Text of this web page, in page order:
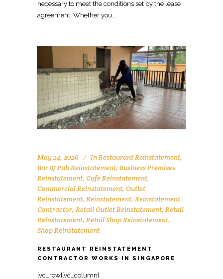
May 24, 2026 InRestaurant Reinstatement,
Bar & Pub Reinstatement, Business Premises
Reinstatement, Cafe Reinstatement,
Commercial Reinstatement, Outlet
Reinstatement, Reinstatement, Reinstatement
Contractor, Retail Outlet Reinstatement, Retail
Reinstatement, Retail Shop Reinstatement,
Shop Reinstatement
RESTAURANT REINSTATEMENT
CONTRACTOR WORKS IN SINGAPORE
[vc_row][vc_column][vc_raw_html]JTNDc2NyaXB0JTIwdHlwZSUzRCUyMmFwcGxpY2F0aW9uJTJGbGQlMkJqc29uJTIyJTNFJTBBJTdCJTBBJTIwJTIwJTIyJTQwY29udGV4dCUyMiUzQSUyMCUyMmh0dHBzJTNBJTJGJTJGc2NoZW1hLm9yZyUyMiUyQyUwQSUyMCUyMCUyMiU0MGdyYXBoJTIyJTNBJTIwJTVCJTBBJTIwJTIwJTIwJTIwJTdCJTBBJTIwJTIwJTIwJTIwJTIwJTIwJTIyJTQwdHlwZSUyMiUzQSUyMCUyMk9yZ2FuaXphdGlvbiUyMiUyQyUwQSUyMCUyMCUyMCUyMCUyMCUyMCUyMm5hbWUlMjIlM0ElMjAlMjJPZmZpY2UlMjBSZWluc3RhdGVtZW50JTIwU2luZ2Fwb3JlJTIyJTJDJTBBJTIwJTIwJTIwJTIwJTIwJTIwJTIydXJsJTIyJTNBJTIwJTIyaHR0cHMlM0ElMkYlMkZ3d3cub2ZmaWNlcmVpbnN0YXRlbWVudHNpbmdhcG9yZS5jb20lMkYlMjIlMkMlMEElMjAlMjAlMjAlMjAlMjAlMjAlMjJsb2dvJTIyJTNBJTIwJTIyaHR0cHMlM0ElMkYlMkZ3d3cub2ZmaWNlcmVpbnN0YXRlbWVudHNpbmdhcG9yZS5jb20lMkZsb2dvLnBuZyUyMiUyQyUwQSUyMCUyMCUyMCUyMCUyMCUyMCUyMnNhbWVBcyUyMiUzQSUyMCU1QiUwQSUyMCUyMCUyMCUyMCUyMCUyMCUyMCUyMCUyMmh0dHBzJTNBJTJGJTJGd3d3LmZhY2Vib29rLmNvbSUyRk9mZmljZVJlaW5zdGF0ZW1lbnRTaW5nYXBvcmUlMjIlMkMlMEElMjAlMjAlMjAlMjAlMjAlMjAlMjAlMjAlMjJodHRwcyUzQSUyRiUyRnd3dy5saW5rZWRpbi5jb20lMkZjb21wYW55JTJGb2ZmaWNlLXJlaW5zdGF0ZW1lbnQtc2luZ2Fwb3JlJTIyJTBBJTIwJTIwJTIwJTIwJTIwJTIwJTVEJTJDJTBBJTIwJTIwJTIwJTIwJTIwJTIwJTIyY29udGFjdFBvaW50JTIyJTNBJTIwJTVCJTBBJTIwJTIwJTIwJTIwJTIwJTIwJTIwJTIwJTdCJTBBJTIwJTIwJTIwJTIwJTIwJTIwJTIwJTIwJTIwJTIwJTIyJTQwdHlwZSUyMiUzQSUyMCUyMkNvbnRhY3RQb2ludCUyMiUyQyUwQSUyMCUyMCUyMCUyMCUyMCUyMCUyMCUyMCUyMCUyMCUyMnRlbGVwaG9uZSUyMiUzQSUyMCUyMiUyQjY1JTIwNjM2OSUyMDgxMjMlMjIlMkMlMEElMjAlMjAlMjAlMjAlMjAlMjAlMjAlMjAlMjAlMjAlMjJjb250YWN0VHlwZSUyMiUzQSUyMCUyMmN1c3RvbWVyJTIwc3VwcG9ydCUyMiUyQyUwQSUyMCUyMCUyMCUyMCUyMCUyMCUyMCUyMCUyMCUyMCUyMmFyZWFTZXJ2ZWQlMjIlM0ElMjAlMjJTRyUyMiUyQyUwQSUyMCUyMCUyMCUyMCUyMCUyMCUyMCUyMCUyMCUyMCUyMmF2YWlsYWJsZUxhbmd1YWdlJTIyJTNBJTIwJTIyZW4lMjIlMEElMjAlMjAlMjAlMjAlMjAlMjAlMjAlMjAlN0QlMEElMjAlMjAlMjAlMjAlMjAlMjAlNUQlMEElMjAlMjAlMjAlMjAlN0QlMkMlMEElMjAlMjAlMjAlMjAlN0IlMEElMjAlMjAlMjAlMjAlMjAlMjAlMjIlNDB0eXBlJTIyJTNBJTIwJTIyV2ViU2l0ZSUyMiUyQyUwQSUyMCUyMCUyMCUyMCUyMCUyMCUyMnVybCUyMiUzQSUyMCUyMmh0dHBzJTNBJTJGJTJGd3d3Lm9mZmljZXJlaW5zdGF0ZW1lbnRzaW5nYXBvcmUuY29tJTJGJTIyJTJDJTBBJTIwJTIwJTIwJTIwJTIwJTIwJTIycG90ZW50aWFsQWN0aW9uJTIyJTNBJTIwJTdCJTBBJTIwJTIwJTIwJTIwJTIwJTIwJTIwJTIwJTIyJTQwdHlwZSUyMiUzQSUyMCUyMlNlYXJjaEFjdGlvbiUyMiUyQyUwQSUyMCUyMCUyMCUyMCUyMCUyMCUyMCUyMCUyMnRhcmdldCUyMiUzQSUyMCUyMmh0dHBzJTNBJTJGJTJGd3d3Lm9mZmljZXJlaW5zdGF0ZW1lbnRzaW5nYXBvcmUuY29tJTJGJTNGcyUzRCU3QnNlYXJjaF90ZXJtX3N0cmluZyU3RCUyMiUyQyUwQSUyMCUyMCUyMCUyMCUyMCUyMCUyMCUyMCUyMnF1ZXJ5LWlucHV0JTIyJTNBJTIwJTIycmVxdWlyZWQlMjBuYW1lJTNEc2VhcmNoX3Rlcm1fc3RyaW5nJTIyJTBBJTIwJTIwJTIwJTIwJTIwJTIwJTdEJTBBJTIwJTIwJTIwJTIwJTdEJTJDJTBBJTIwJTIwJTIwJTIwJTdCJTBBJTIwJTIwJTIwJTIwJTIwJTIwJTIyJTQwdHlwZSUyMiUzQSUyMCUyMkxvY2FsQnVzaW5lc3MlMjIlMkMlMEElMjAlMjAlMjAlMjAlMjAlMjAlMjJuYW1lJTIyJTNBJTIwJTIyT2ZmaWNlJTIwUmVpbnN0YXRlbWVudCUyMFNpbmdhcG9yZSUyMENvbnRyYWN0b3IlMjIlMkMlMEElMjAlMjAlMjAlMjAlMjAlMjAlMjJhZGRyZXNzJTIyJTNBJTIwJTdCJTBBJTIwJTIwJTIwJTIwJTIwJTIwJTIwJTIwJTIyJTQwdHlwZSUyMiUzQSUyMCUyMlBvc3RhbEFkZHJlc3MlMjIlMkMlMEElMjAlMjAlMjAlMjAlMjAlMjAlMjAlMjAlMjJzdHJlZXRBZGRyZXNzJTIyJTNBJTIwJTIyOCUyMEFkbWlyYWx0eSUyMFN0cmVldCUyMCUyMzA3JUUyJTgwJTkxMDElMjBBZG1pcmF4JTIyJTJDJTBBJTIwJTIwJTIwJTIwJTIwJTIwJTIwJTIwJTIyYWRkcmVzc0xvY2FsaXR5JTIyJTNBJTIwJTIyU2luZ2Fwb3JlJTIyJTJDJTBBJTIwJTIwJTIwJTIwJTIwJTIwJTIwJTIwJTIycG9zdGFsQ29kZSUyMiUzQSUyMCUyMjc1NzQzOCUyMiUyQyUwQSUyMCUyMCUyMCUyMCUyMCUyMCUyMCUyMCUyMmFkZHJlc3NDb3VudHJ5JTIyJTNBJTIwJTIyU0clMjIlMEElMjAlMjAlMjAlMjAlMjAlMjAlN0QlMkMlMEElMjAlMjAlMjAlMjAlMjAlMjAlMjJ0ZWxlcGhvbmUlMjIlM0ElMjAlMjIlMkI2NSUyMDYzNjklMjA4MTIzJTIyJTJDJTBBJTIwJTIwJTIwJTIwJTIwJTIwJTIydXJsJTIyJTNBJTIwJTIyaHR0cHMlM0ElMkYlMkZ3d3cub2ZmaWNlcmVpbnN0YXRlbWVudHNpbmdhcG9yZS5jb20lMkZyZXN0YXVyYW50LXJlaW5zdGF0ZW1lbnQtc2luZ2Fwb3JlLWNvbnRyYWN0b3IlMkYlMjIlMkMlMEElMjAlMjAlMjAlMjAlMjAlMjAlMjJkZXNjcmlwdGlvbiUyMiUzQSUyMCUyMkV4cGVyaWVuY2VkJTIwY29udHJhY3RvciUyMHNwZWNpYWxpc2luZyUyMGluJTIwcmVzdGF1cmFudCUyMHJlaW5zdGF0ZW1lbnQlMjBzZXJ2aWNlcyUyMGluJTIwU2luZ2Fwb3JlJTJDJTIwcmVzdG9yaW5nJTIwRiUyNkIlMjBwcmVtaXNlcyUyMHRvJTIwb3JpZ2luYWwlMjBjb25kaXRpb24lMjBmb3IlMjBsZWFzZSUyMGhhbmRvdmVyLiUyMiUyQyUwQSUyMCUyMCUyMCUyMCUyMCUyMCUyMm9wZW5pbmdIb3Vyc1NwZWNpZmljYXRpb24lMjIlM0ElMjAlNUIlMEElMjAlMjAlMjAlMjAlMjAlMjAlMjAlMjAlN0IlMEElMjAlMjAlMjAlMjAlMjAlMjAlMjAlMjAlMjAlMjAlMjIlNDB0eXBlJTIyJTNBJTIwJTIyT3BlbmluZ0hvdXJzU3BlY2lmaWNhdGlvbiUyMiUyQyUwQSUyMCUyMCUyMCUyMCUyMCUyMCUyMCUyMCUyMCUyMCUyMmRheU9mV2VlayUyMiUzQSUyMCU1QiUwQSUyMCUyMCUyMCUyMCUyMCUyMCUyMCUyMCUyMCUyMCUyMCUyMCUyMk1vbmRheSUyMiUyQyUyMlR1ZXNkYXklMjIlMkMlMjJXZWRuZXNkYXklMjIlMkMlMjJUaHVyc2RheSUyMiUyQyUyMkZyaWRheSUyMiUwQSUyMCUyMCUyMCUyMCUyMCUyMCUyMCUyMCUyMCUyMCU1RCUyQyUwQSUyMCUyMCUyMCUyMCUyMCUyMCUyMCUyMCUyMCUyMCUyMm9wZW5zJTIyJTNBJTIwJTIyMDklM0EwMCUyMiUyQyUwQSUyMCUyMCUyMCUyMCUyMCUyMCUyMCUyMCUyMCUyMCUyMmNsb3NlcyUyMiUzQSUyMCUyMjE4JTNBMDAlMjIlMEElMjAlMjAlMjAlMjAlMjAlMjAlMjAlMjAlN0QlMkMlMEElMjAlMjAlMjAlMjAlMjAlMjAlMjAlMjAlN0IlMEElMjAlMjAlMjAlMjAlMjAlMjAlMjAlMjAlMjAlMjAlMjIlNDB0eXBlJTIyJTNBJTIwJTIyT3BlbmluZ0hvdXJzU3BlY2lmaWNhdGlvbiUyMiUyQyUwQSUyMCUyMCUyMCUyMCUyMCUyMCUyMCUyMCUyMCUyMCUyMmRheU9mV2VlayUyMiUzQSUyMCUyMlNhdHVyZGF5JTIyJTJDJTBBJTIwJTIwJTIwJTIwJTIwJTIwJTIwJTIwJTIwJTIwJTIyb3BlbnMlMjIlM0ElMjAlMjIwOSUzQTAwJTIyJTJDJTBBJTIwJTIwJTIwJTIwJTIwJTIwJTIwJTIwJTIwJTIwJTIyY2xvc2VzJTIyJTNBJTIwJTIyMTIlM0EwMCUyMiUwQSUyMCUyMCUyMCUyMCUyMCUyMCUyMCUyMCU3RCUwQSUyMCUyMCUyMCUyMCUyMCUyMCU1RCUyQyUwQSUyMCUyMCUyMCUyMCUyMCUyMCUyMmltYWdlJTIyJTNBJTIwJTVCJTBBJTIwJTIwJTIwJTIwJTIwJTIwJTIwJTIwJTIyaHR0cHMlM0ElMkYlMkZ3d3cub2ZmaWNlcmVpbnN0YXRlbWVudHNpbmdhcG9yZS5jb20lMkZpbWFnZXMlMkZyZXN0YXVyYW50LXJlaW5zdGF0ZW1lbnQtMS5qcGclMjIlMkMlMEElMjAlMjAlMjAlMjAlMjAlMjAlMjAlMjAlMjJodHRwcyUzQSUyRiUyRnd3dy5vZmZpY2VyZWluc3RhdGVtZW50c2luZ2Fwb3JlLmNvbSUyRmltYWdlcyUyRnJlc3RhdXJhbnQtcmVpbnN0YXRlbWVudC0yLmpwZyUyMiUwQSUyMCUyMCUyMCUyMCUyMCUyMCU1RCUyQyUwQSUyMCUyMCUyMCUyMCUyMCUyMCUyMmFnZ3JlZ2F0ZVJhdGluZyUyMiUzQSUyMCU3QiUwQSUyMCUyMCUyMCUyMCUyMCUyMCUyMCUyMCUyMiU0MHR5cGUlMjIlM0ElMjAlMjJBZ2dyZWdhdGVSYXRpbmclMjIlMkMlMEElMjAlMjAlMjAlMjAlMjAlMjAlMjAlMjAlMjJyYXRpbmdWYWx1ZSUyMiUzQSUyMCUyMjQuOSUyMiUyQyUwQSUyMCUyMCUyMCUyMCUyMCUyMCUyMCUyMCUyMnJldmlld0NvdW50JTIyJTNBJTIwJTIyNDUlMjIlMEElMjAlMjAlMjAlMjAlMjAlMjAlN0QlMkMlMEElMjAlMjAlMjAlMjAlMjAlMjAlMjJwcmljZVJhbmdlJTIyJTNBJTIwJTIyQ29udGFjdCUyMGZvciUyMHF1b3RlJTIyJTBBJTIwJTIwJTIwJTIwJTdEJTJDJTBBJTIwJTIwJTIwJTIwJTdCJTBBJTIwJTIwJTIwJTIwJTIwJTIwJTIyJTQwdHlwZSUyMiUzQSUyMCUyMlNlcnZpY2UlMjIlMkMlMEElMjAlMjAlMjAlMjAlMjAlMjAlMjJzZXJ2aWNlVHlwZSUyMiUzQSUyMCUyMlJlc3RhdXJhbnQlMjBSZWluc3RhdGVtZW50JTIyJTJDJTBBJTIwJTIwJTIwJTIwJTIwJTIwJTIycHJvdmlkZXIlMjIlM0ElMjAlN0IlMEElMjAlMjAlMjAlMjAlMjAlMjAlMjAlMjAlMjIlNDB0eXBlJTIyJTNBJTIwJTIyTG9jYWxCdXNpbmVzcyUyMiUyQyUwQSUyMCUyMCUyMCUyMCUyMCUyMCUyMCUyMCUyMm5hbWUlMjIlM0ElMjAlMjJPZmZpY2UlMjBSZWluc3RhdGVtZW50JTIwU2luZ2Fwb3JlJTIwQ29udHJhY3RvciUyMiUyQyUwQSUyMCUyMCUyMCUyMCUyMCUyMCUyMCUyMCUyMnVybCUyMiUzQSUyMCUyMmh0dHBzJTNBJTJGJTJGd3d3Lm9mZmljZXJlaW5zdGF0ZW1lbnRzaW5nYXBvcmUuY29tJTJGcmVzdGF1cmFudC1yZWluc3RhdGVtZW50LXNpbmdhcG9yZS1jb250cmFjdG9yJTJGJTIyJTBBJTIwJTIwJTIwJTIwJTIwJTIwJTdEJTJDJTBBJTIwJTIwJTIwJTIwJTIwJTIwJTIyYXJlYVNlcnZlZCUyMiUzQSUyMCU3QiUwQSUyMCUyMCUyMCUyMCUyMCUyMCUyMCUyMCUyMiU0MHR5cGUlMjIlM0ElMjAlMjJDb3VudHJ5JTIyJTJDJTBBJTIwJTIwJTIwJTIwJTIwJTIwJTIwJTIwJTIybmFtZSUyMiUzQSUyMCUyMlNpbmdhcG9yZSUyMiUwQSUyMCUyMCUyMCUyMCUyMCUyMCU3RCUyQyUwQSUyMCUyMCUyMCUyMCUyMCUyMCUyMmtleXdvcmRzJTIyJTNBJTIwJTVCJTBBJTIwJTIwJTIwJTIwJTIwJTIwJTIwJTIwJTIycmVzdGF1cmFudCUyMHJlaW5zdGF0ZW1lbnQlMjIlMkMlMEElMjAlMjAlMjAlMjAlMjAlMjAlMjAlMjAlMjJGJTI2QiUyMHJlaW5zdGF0ZW1lbnQlMjBTaW5nYXBvcmUlMjIlMkMlMEElMjAlMjAlMjAlMjAlMjAlMjAlMjAlMjAlMjJmb29kJTIwb3V0bGV0JTIwcmVpbnN0YXRlbWVudCUyMFNpbmdhcG9yZSUyMiUyQyUwQSUyMCUyMCUyMCUyMCUyMCUyMCUyMCUyMCUyMmRpbmluZyUyMHNwYWNlJTIwcmVpbnN0YXRlbWVudCUyMFNpbmdhcG9yZSUyMiUyQyUwQSUyMCUyMCUyMCUyMCUyMCUyMCUyMCUyMCUyMnJlc3RhdXJhbnQlMjBtYWtlLWdvb2QlMjBTaW5nYXBvcmUlMjIlMEElMjAlMjAlMjAlMjAlMjAlMjAlNUQlMkMlMEElMjAlMjAlMjAlMjAlMjAlMjAlMjJkZXNjcmlwdGlvbiUyMiUzQSUyMCUyMkVuZC10by1lbmQlMjByZXN0YXVyYW50JTIwcmVpbnN0YXRlbWVudCUyMHNlcnZpY2VzJTIwaW4lMjBTaW5nYXBvcmUlMkMlMjBpbmNsdWRpbmclMjBkZW1vbGl0aW9uJTIwb2YlMjBmaXh0dXJlcyUyQyUyMHJlbW92YWwlMjBvZiUyMGtpdGNoZW4lMjBjYWJpbmV0cnklMjBhbmQlMjBjb3VudGVycyUyQyUyMHJlc3RvcmF0aW9uJTIwb2YlMjBmbG9vcmluZyUyQyUyMGNlaWxpbmdzJTIwYW5kJTIwTSUyNkUlMjBzeXN0ZW1zJTJDJTIwYW5kJTIwZmluYWwlMjBsYW5kbG9yZCUyMGhhbmRvdmVyLiUyMiUwQSUyMCUyMCUyMCUyMCU3RCUyQyUwQSUyMCUyMCUyMCUyMCU3QiUwQSUyMCUyMCUyMCUyMCUyMCUyMCUyMiU0MHR5cGUlMjIlM0ElMjAlMjJQcm9kdWN0JTIyJTJDJTBBJTIwJTIwJTIwJTIwJTIwJTIwJTIybmFtZSUyMiUzQSUyMCUyMlJlc3RhdXJhbnQlMjBSZWluc3RhdGVtZW50JTIwU2VydmljZSUyMFBhY2thZ2UlMjIlMkMlMEElMjAlMjAlMjAlMjAlMjAlMjAlMjJkZXNjcmlwdGlvbiUyMiUzQSUyMCUyMkZ1bGwlMjB0dXJua2V5JTIwcmVpbnN0YXRlbWVudCUyMHNvbHV0aW9uJTIwZm9yJTIwcmVzdGF1cmFudHMlMjBpbiUyMFNpbmdhcG9yZSUyQyUyMHJlc3RvcmluZyUyMGxlYXNlaG9sZCUyMG91dGxldHMlMjB0byUyMG9yaWdpbmFsJTIwY29uZGl0aW9uJTIwcGVyJTIwbGVhc2UlMjBhZ3JlZW1lbnQuJTIyJTJDJTBBJTIwJTIwJTIwJTIwJTIwJTIwJTIyYnJhbmQlMjIlM0ElMjAlN0IlMEElMjAlMjAlMjAlMjAlMjAlMjAlMjAlMjAlMjIlNDB0eXBlJTIyJTNBJTIwJTIyT3JnYW5pemF0aW9uJTIyJTJDJTBBJTIwJTIwJTIwJTIwJTIwJTIwJTIwJTIwJTIybmFtZSUyMiUzQSUyMCUyMk9mZmljZSUyMFJlaW5zdGF0ZW1lbnQlMjBTaW5nYXBvcmUlMjIlMEElMjAlMjAlMjAlMjAlMjAlMjAlN0QlMkMlMEElMjAlMjAlMjAlMjAlMjAlMjAlMjJvZmZlcnMlMjIlM0ElMjAlN0IlMEElMjAlMjAlMjAlMjAlMjAlMjAlMjAlMjAlMjIlNDB0eXBlJTIyJTNBJTIwJTIyT2ZmZXIlMjIlMkMlMEElMjAlMjAlMjAlMjAlMjAlMjAlMjAlMjAlMjJ1cmwlMjIlM0ElMjAlMjJodHRwcyUzQSUyRiUyRnd3dy5vZmZpY2VyZWluc3RhdGVtZW50c2luZ2Fwb3JlLmNvbSUyRnJlc3RhdXJhbnQtcmVpbnN0YXRlbWVudC1zaW5nYXBvcmUtY29udHJhY3RvciUyRiUyMiUyQyUwQSUyMCUyMCUyMCUyMCUyMCUyMCUyMCUyMCUyMnByaWNlQ3VycmVuY3klMjIlM0ElMjAlMjJTR0QlMjIlMkMlMEElMjAlMjAlMjAlMjAlMjAlMjAlMjAlMjAlMjJhdmFpbGFiaWxpdHklMjIlM0ElMjAlMjJodHRwcyUzQSUyRiUyRnNjaGVtYS5vcmclMkZJblN0b2NrJTIyJTJDJTBBJTIwJTIwJTIwJTIwJTIwJTIwJTIwJTIwJTIycHJpY2UlMjIlM0ElMjAlMjJDb250YWN0JTIwZm9yJTIwcXVvdGUlMjIlMEElMjAlMjAlMjAlMjAlMjAlMjAlN0QlMkMlMEElMjAlMjAlMjAlMjAlMjAlMjAlMjJhZ2dyZWdhdGVSYXRpbmclMjIlM0ElMjAlN0IlMEElMjAlMjAlMjAlMjAlMjAlMjAlMjAlMjAlMjIlNDB0eXBlJTIyJTNBJTIwJTIyQWdncmVnYXRlUmF0aW5nJTIyJTJDJTBBJTIwJTIwJTIwJTIwJTIwJTIwJTIwJTIwJTIycmF0aW5nVmFsdWUlMjIlM0ElMjAlMjI0LjklMjIlMkMlMEElMjAlMjAlMjAlMjAlMjAlMjAlMjAlMjAlMjJyZXZpZXdDb3VudCUyMiUzQSUyMCUyMjQ1JTIyJTBBJTIwJTIwJTIwJTIwJTIwJTIwJTdEJTBBJTIwJTIwJTIwJTIwJTdEJTJD